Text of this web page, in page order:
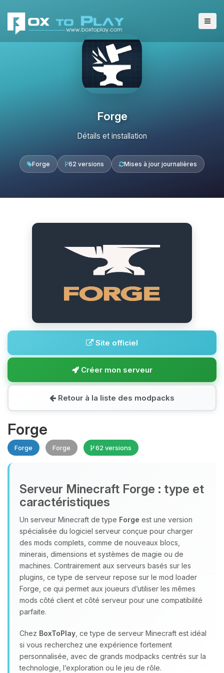
Forge
Détails et installation
Forge 62 versions Mises à jour journalières
Site officiel
Créer mon serveur
Retour à la liste des modpacks
Forge
Forge Forge 62 versions
Serveur Minecraft Forge : type et
caractéristiques
Un serveur Minecraft de type Forge est une version
spécialisée du logiciel serveur conçue pour charger
des mods complets, comme de nouveaux blocs,
minerais, dimensions et systèmes de magie ou de
machines. Contrairement aux serveurs basés sur les
plugins, ce type de serveur repose sur le mod loader
Forge, ce qui permet aux joueurs d’utiliser les mêmes
mods côté client et côté serveur pour une compatibilité
parfaite.
Chez BoxToPlay , ce type de serveur Minecraft est idéal
si vous recherchez une expérience fortement
personnalisée, avec de grands modpacks centrés sur la
technologie, l’exploration ou le jeu de rôle.
Youpi, enfin quelqu’un pour me
parler ! Moi c’est Choupy, ton petit
assistant BoxToPlay. Dis-moi ce dont
tu as besoin et je vais remuer mes
petits circuits pour t’aider.
08/08/2026 à 11:36